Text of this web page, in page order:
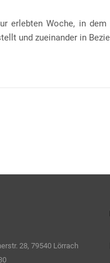
erlebten Woche, in
und zueinander in
7 UND 8
28, 79540 Lörrach